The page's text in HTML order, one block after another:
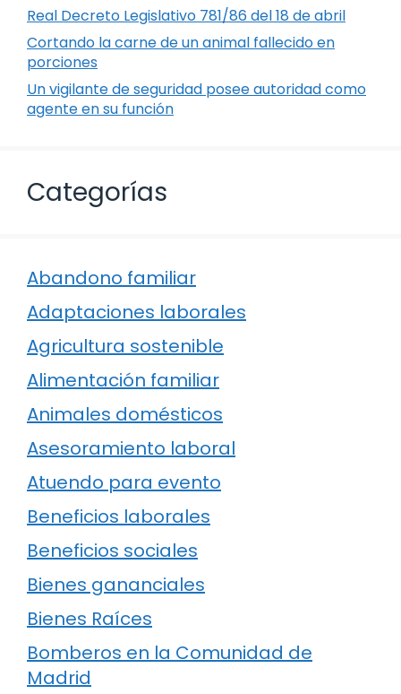
Real Decreto Legislativo 781/86 del 18 de abril
Cortando la carne de un animal fallecido en
porciones
Un vigilante de seguridad posee autoridad como
agente en su función
Categorías
Abandono familiar
Adaptaciones laborales
Agricultura sostenible
Alimentación familiar
Animales domésticos
Asesoramiento laboral
Atuendo para evento
Beneficios laborales
Beneficios sociales
Bienes gananciales
Bienes Raíces
Bomberos en la Comunidad de
Madrid